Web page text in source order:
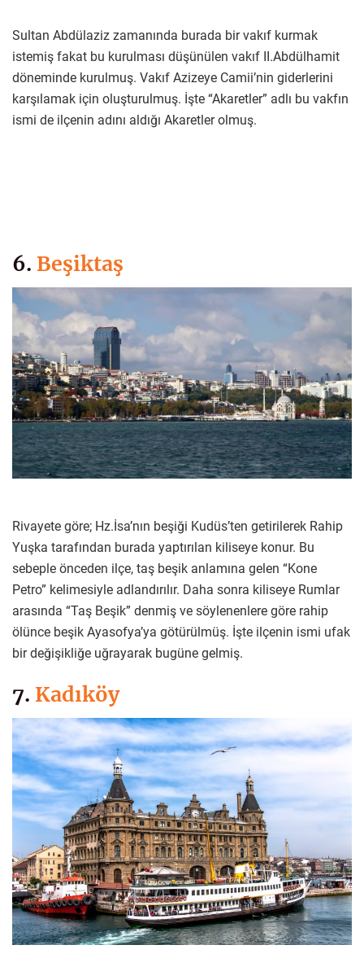
Sultan Abdülaziz zamanında burada bir vakıf kurmak
istemiş fakat bu kurulması düşünülen vakıf II.Abdülhamit
döneminde kurulmuş. Vakıf Azizeye Camii’nin giderlerini
karşılamak için oluşturulmuş. İşte “Akaretler” adlı bu vakfın
ismi de ilçenin adını aldığı Akaretler olmuş.
6. Beşiktaş
Rivayete göre; Hz.İsa’nın beşiği Kudüs’ten getirilerek Rahip
Yuşka tarafından burada yaptırılan kiliseye konur. Bu
sebeple önceden ilçe, taş beşik anlamına gelen “Kone
Petro” kelimesiyle adlandırılır. Daha sonra kiliseye Rumlar
arasında “Taş Beşik” denmiş ve söylenenlere göre rahip
ölünce beşik Ayasofya’ya götürülmüş. İşte ilçenin ismi ufak
bir değişikliğe uğrayarak bugüne gelmiş.
7. Kadıköy